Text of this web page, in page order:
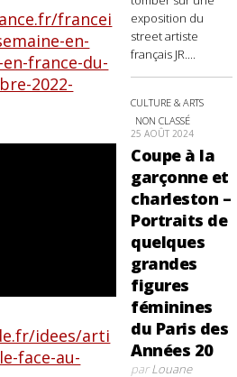
francei
en-
france-du-
2022-
idees/arti
face-au-
exposition du
street artiste
français JR....
CULTURE & ARTS
NON CLASSÉ
25 AOÛT 2024
Coupe à la
garçonne et
charleston –
Portraits de
quelques
grandes
figures
féminines
du Paris des
Années 20
parLouane